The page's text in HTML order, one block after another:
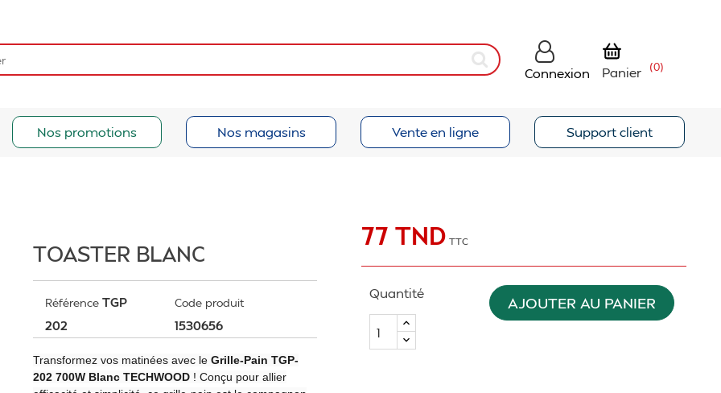
Connexion Panier (0)
Nos promotions Nos magasins Vente en ligne Support client
TOASTER BLANC
Référence TGP
202
Code produit
1530656
Transformez vos matinées avec le Grille-Pain TGP-
202 700W Blanc TECHWOOD! Conçu pour allier
77 TND TTC
Quantité
AJOUTER AU PANIER